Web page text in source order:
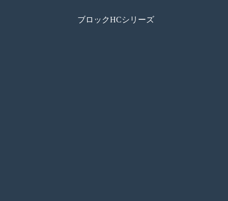
ブロックHCシリーズ